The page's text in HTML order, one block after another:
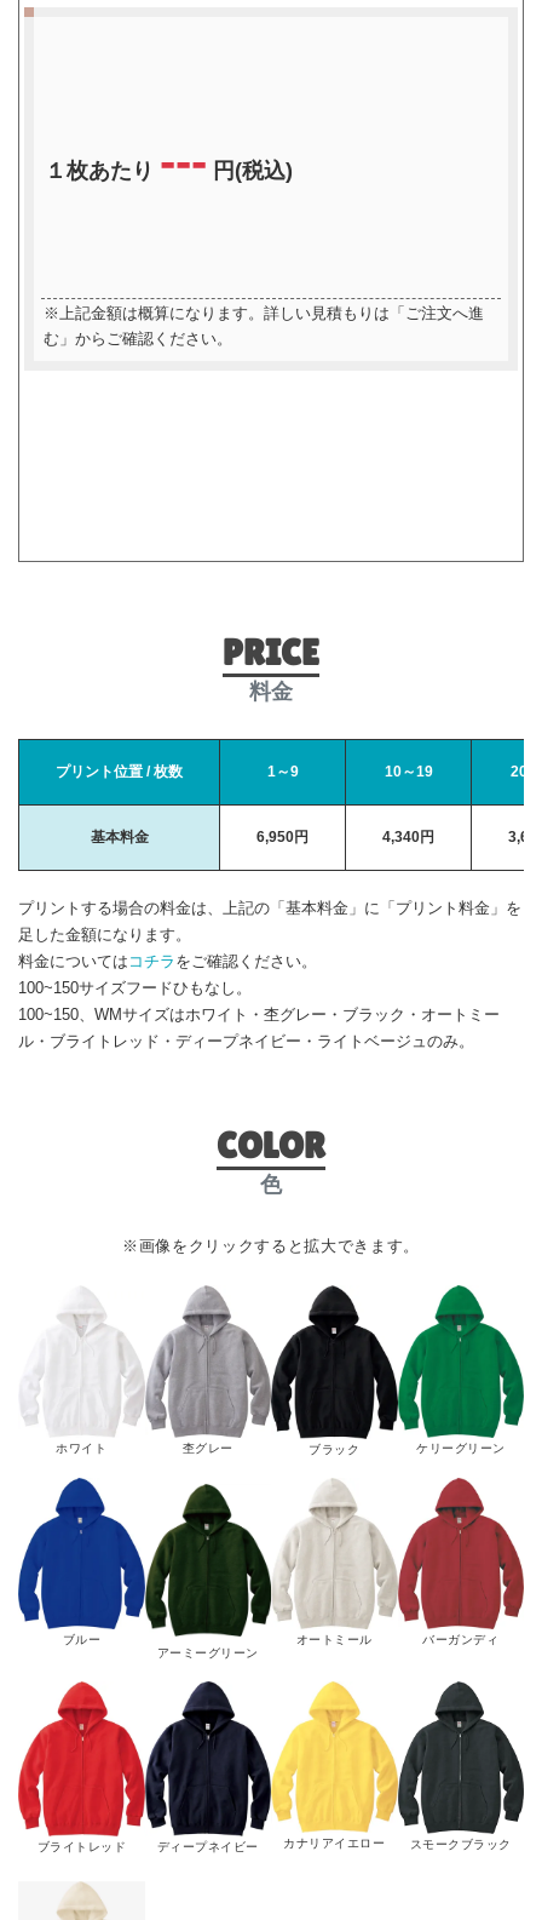
１枚あたり --- 円(税込)
※上記金額は概算になります。詳しい見積もりは「ご注文へ進
む」からご確認ください。
PRICE
料金
プリント位置 / 枚数 1～9 10～19 20
基本料金 6,950円 4,340円
プリントする場合の料金は、上記の「基本料金」に「プリント料金」を
足した金額になります。
料金については コチラ をご確認ください。
100~150サイズフードひもなし。
100~150、WMサイズはホワイト・杢グレー・ブラック・オートミー
ル・ブライトレッド・ディープネイビー・ライトベージュのみ。
COLOR
色
※画像をクリックすると拡大できます。
ホワイト 杢グレー ブラック ケリーグリーン
ブルー
アーミーグリーン
オートミール バーガンディ
ブライトレッド ディープネイビー カナリアイエロー スモークブラック